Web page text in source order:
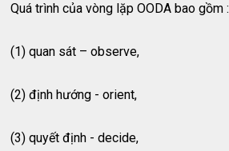
Quá trình của vòng lặp OODA bao gồm :
(1) quan sát – observe,
(2) định hướng - orient,
(3) quyết định - decide,